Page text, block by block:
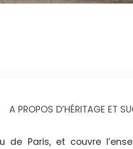
A PROPOS D’HÉRITAGE ET
de Paris, et couvre